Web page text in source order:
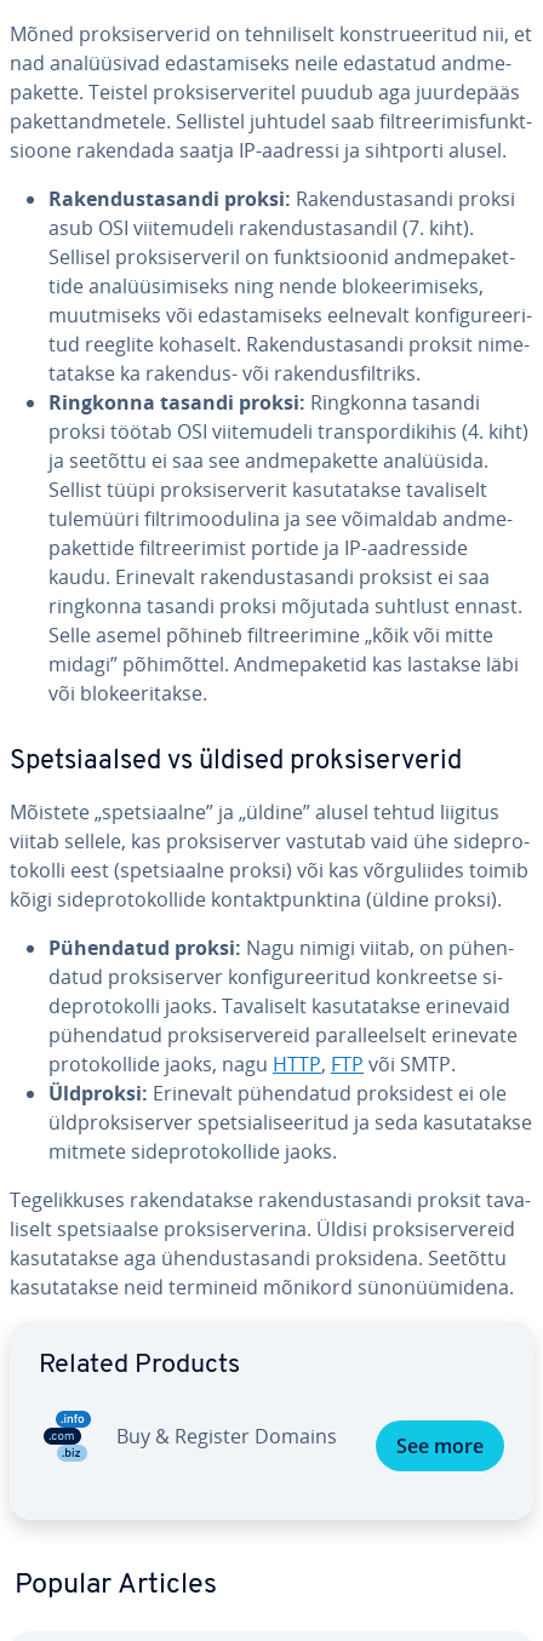
Mõned prok­si­ser­ve­rid on teh­ni­li­selt konst­ruee­ri­tud nii, et
nad ana­lüü­sivad edas­ta­miseks neile edastatud and­me­
pa­kette. Teistel prok­si­ser­ve­ri­tel puudub aga juur­de­pääs
pa­ket­tand­me­tele. Sellistel juhtudel saab filt­ree­ri­mis­funkt­
sioone rakendada saatja IP-aadressi ja sihtporti alusel.
Ra­ken­dus­ta­sandi proksi: Ra­ken­dus­ta­sandi proksi
asub OSI vii­te­mu­deli ra­ken­dus­ta­san­dil (7. kiht).
Sellisel prok­si­ser­ve­ril on funkt­sioo­nid and­me­pa­ket­
tide ana­lüü­si­miseks ning nende blo­kee­ri­miseks,
muut­miseks või edas­ta­miseks eelnevalt kon­fi­gu­ree­ri­
tud reeglite kohaselt. Ra­ken­dus­ta­sandi proksit ni­me­
ta­takse ka rakendus- või ra­ken­dus­filt­riks.
Ringkonna tasandi proksi: Ringkonna tasandi
proksi töötab OSI vii­te­mu­deli trans­por­di­ki­his (4. kiht)
ja seetõttu ei saa see and­me­pa­kette ana­lüü­sida.
Sellist tüüpi prok­si­ser­ve­rit ka­su­ta­takse ta­va­li­selt
tulemüüri filt­ri­moo­du­lina ja see võimaldab and­me­
pa­ket­tide filt­ree­ri­mist portide ja IP-aad­res­side
kaudu. Erinevalt ra­ken­dus­ta­sandi proksist ei saa
ringkonna tasandi proksi mõjutada suhtlust ennast.
Selle asemel põhineb filt­ree­ri­mine „kõik või mitte
midagi” põ­hi­mõt­tel. And­me­pa­ke­tid kas lastakse läbi
või blo­kee­ri­takse.
Spet­siaal­sed vs üldised prok­si­ser­ve­rid
Mõistete „spet­siaalne” ja „üldine” alusel tehtud liigitus
viitab sellele, kas prok­si­ser­ver vastutab vaid ühe si­depro­
to­kolli eest (spet­siaalne proksi) või kas võr­gu­lii­des toimib
kõigi si­depro­to­kol­lide kon­takt­punk­tina (üldine proksi).
Pü­hen­da­tud proksi: Nagu nimigi viitab, on pü­hen­
da­tud prok­si­ser­ver kon­fi­gu­ree­ri­tud konk­reetse si­
depro­to­kolli jaoks. Ta­va­li­selt ka­su­ta­takse erinevaid
pü­hen­da­tud prok­si­ser­ve­reid pa­ral­leel­selt erinevate
pro­to­kol­lide jaoks, nagu HTTP, FTP või SMTP.
Üldproksi: Erinevalt pü­hen­da­tud prok­si­dest ei ole
üld­prok­si­ser­ver spet­sia­li­see­ri­tud ja seda ka­su­ta­takse
mitmete si­depro­to­kol­lide jaoks.
Te­ge­lik­ku­ses ra­ken­da­takse ra­ken­dus­ta­sandi proksit ta­va­
li­selt spet­siaalse prok­si­ser­ve­rina. Üldisi prok­si­ser­ve­reid
ka­su­ta­takse aga ühen­dus­ta­sandi prok­si­dena. Seetõttu
ka­su­ta­takse neid termineid mõnikord sü­no­nüümi­dena.
Related Products
Buy & Register Domains See more
Popular Articles